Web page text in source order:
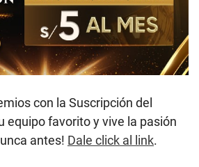
con la Suscripción del
equipo favorito y vive la pasión
antes! Dale click al link.